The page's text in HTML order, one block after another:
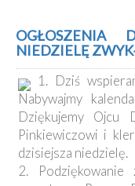
OGŁOSZENIA
NIEDZIELĘ
1. Dziś
Nabywajmy
Dziękujemy Ojcu
Pinkiewiczowi i
dzisiejsza niedzielę.
2.